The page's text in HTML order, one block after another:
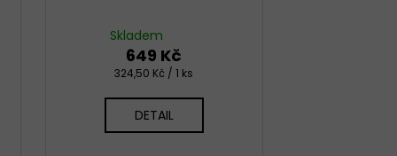
Skladem
649 Kč
Měrná
324,50 Kč / 1 ks
DETAIL